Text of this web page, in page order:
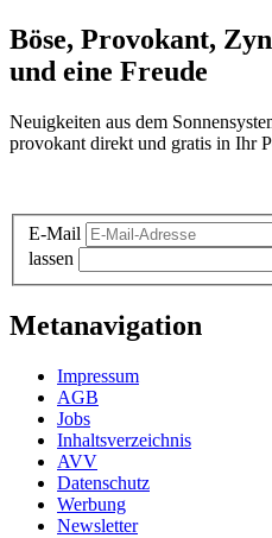
Böse, Provokant,
und eine Freude
Neuigkeiten aus dem
provokant direkt und gratis in Ihr
E-Mail
lassen
Metanavigation
Impressum
AGB
Jobs
Inhaltsverzeichnis
AVV
Datenschutz
Werbung
Newsletter